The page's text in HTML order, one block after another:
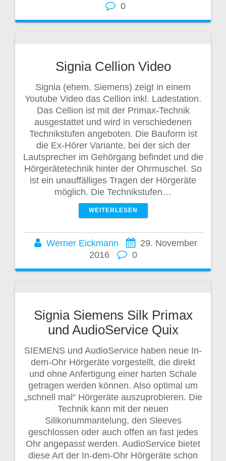
0
Signia Cellion Video
Signia (ehem. Siemens) zeigt in einem
Youtube Video das Cellion inkl. Ladestation.
Das Cellion ist mit der Primax-Technik
ausgestattet und wird in verschiedenen
Technikstufen angeboten. Die Bauform ist
die Ex-Hörer Variante, bei der sich der
Lautsprecher im Gehörgang befindet und die
Hörgerätetechnik hinter der Ohrmuschel. So
ist ein unauffälliges Tragen der Hörgeräte
möglich. Die Technikstufen…
WEITERLESEN
Werner Eickmann
29. November
2016
0
Signia Siemens Silk Primax
und AudioService Quix
SIEMENS und AudioService haben neue In-
dem-Ohr Hörgeräte vorgestellt, die direkt
und ohne Anfertigung einer harten Schale
getragen werden können. Also optimal um
„schnell mal“ Hörgeräte auszuprobieren. Die
Technik kann mit der neuen
Silikonummantelung, den Sleeves
geschlossen oder auch offen an fast jedes
Ohr angepasst werden. AudioService bietet
diese Art der In-dem-Ohr Hörgeräte schon